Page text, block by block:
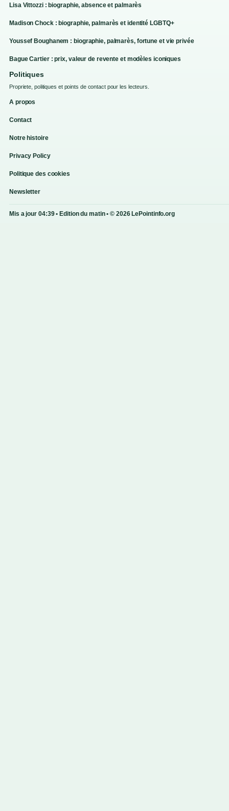
Lisa Vittozzi : biographie, absence et palmarès
Madison Chock : biographie, palmarès et identité LGBTQ+
Youssef Boughanem : biographie, palmarès, fortune et vie privée
Bague Cartier : prix, valeur de revente et modèles iconiques
Politiques
Propriete, politiques et points de contact pour les lecteurs.
A propos
Contact
Notre histoire
Privacy Policy
Politique des cookies
Newsletter
Mis a jour 04:39 • Edition du matin • © 2026 LePointinfo.org